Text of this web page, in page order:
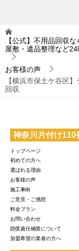
【公式】不用品回収
屋敷・遺品整理など24
お客様の声
【横浜市保土ケ谷区
回収
神奈川片付け110
トップページ
初めての方へ
選ばれる理由
お客様の声
施工事例
ご意見・ご感想
料金プラン
お問い合わせ
賠償責任補償について
加盟希望の業者の方へ